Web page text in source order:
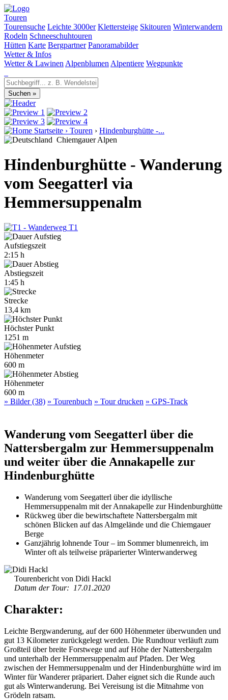
Touren
Tourensuche Leichte 3000er Klettersteige Skitouren Winterwandern
Rodeln Schneeschuhtouren
Hütten Karte Bergpartner Panoramabilder
Wetter & Infos
Wetter & Lawinen Alpenblumen Alpentiere Wegpunkte
Startseite › Touren › Hindenburghütte -...
Chiemgauer Alpen
Hindenburghütte - Wanderung
vom Seegatterl via
Hemmersuppenalm
T1
Aufstiegszeit
2:15 h
Abstiegszeit
1:45 h
Strecke
13,4 km
Höchster Punkt
1251 m
Höhenmeter
600 m
Höhenmeter
600 m
» Bilder (38) » Tourenbuch » Tour drucken » GPS-Track
Wanderung vom Seegatterl über die
Nattersbergalm zur Hemmersuppenalm
und weiter über die Annakapelle zur
Hindenburghütte
Wanderung vom Seegatterl über die idyllische
Hemmersuppenalm mit der Annakapelle zur Hindenburghütte
Rückweg über die bewirtschaftete Nattersbergalm mit
schönen Blicken auf das Almgelände und die Chiemgauer
Berge
Ganzjährig lohnende Tour – im Sommer blumenreich, im
Winter oft als teilweise präparierter Winterwanderweg
Tourenbericht von Didi Hackl
Datum der Tour: 17.01.2020
Charakter:
Leichte Bergwanderung, auf der 600 Höhenmeter überwunden und
gut 13 Kilometer zurückgelegt werden. Die Rundtour verläuft zum
Großteil über breite Forstwege und auf Höhe der Nattersbergalm
und unterhalb der Hemmersuppenalm auf Pfaden. Der Weg
zwischen der Hemmersuppenalm und der Hindenburghütte wird im
Winter für Wanderer präpariert. Daher eignet sich die Runde auch
gut als Winterwanderung. Bei Vereisung ist die Mitnahme von
Grödeln ratsam.